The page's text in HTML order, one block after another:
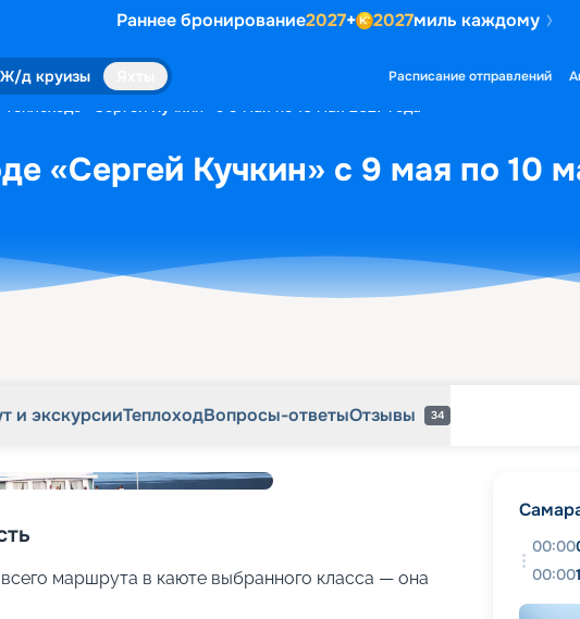
Раннее бронирование2027+ 2027миль каждому
Ж/д круизы Расписание отправлений
теплоходе «Сергей Кучкин» с 9 мая по 10 мая 2027 года
«Сергей Кучкин» с 9 мая по 10
и экскурсииТеплоходВопросы-ответыОтзывы 34
маршрута в каюте выбранного класса — она
00:00
00:00